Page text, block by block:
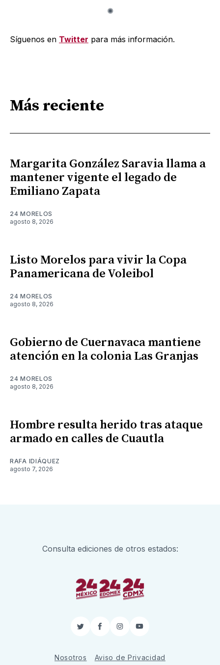
Síguenos en Twitter para más información.
Más reciente
Margarita González Saravia llama a
mantener vigente el legado de
Emiliano Zapata
24 MORELOS
agosto 8, 2026
Listo Morelos para vivir la Copa
Panamericana de Voleibol
24 MORELOS
agosto 8, 2026
Gobierno de Cuernavaca mantiene
atención en la colonia Las Granjas
24 MORELOS
agosto 8, 2026
Hombre resulta herido tras ataque
armado en calles de Cuautla
RAFA IDIÁQUEZ
agosto 7, 2026
Consulta ediciones de otros estados:
TwitterFacebook
InstagramYouTube
Nosotros Aviso de Privacidad